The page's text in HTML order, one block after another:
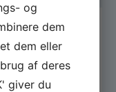
og
dem
dem eller
af deres
giver du